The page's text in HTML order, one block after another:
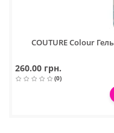
COUTURE Colour
260.00 грн.
(0)